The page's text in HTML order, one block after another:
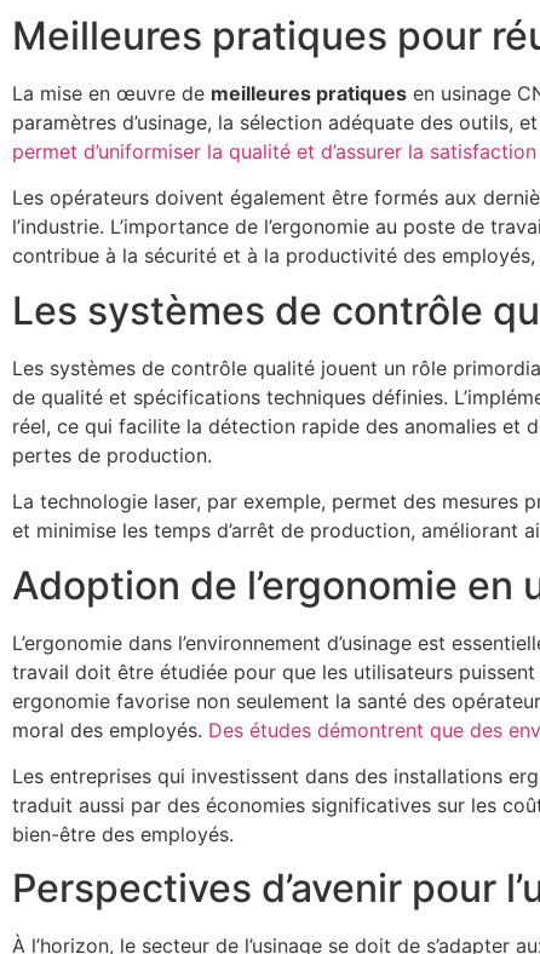
Meilleures pratiques pour
La mise en œuvre de meilleures pratiques en usinage
paramètres d’usinage, la sélection adéquate des outils,
permet d’uniformiser la qualité et d’assurer la
Les opérateurs doivent également être formés aux
l’industrie. L’importance de l’ergonomie au poste de
contribue à la sécurité et à la productivité des employés,
Les systèmes de contrôle
Les systèmes de contrôle qualité jouent un rôle
de qualité et spécifications techniques définies.
réel, ce qui facilite la détection rapide des anomalies et
pertes de production.
La technologie laser, par exemple, permet des mesures
et minimise les temps d’arrêt de production, améliorant
Adoption de l’ergonomie en
L’ergonomie dans l’environnement d’usinage est
travail doit être étudiée pour que les utilisateurs
ergonomie favorise non seulement la santé des
moral des employés. Des études démontrent que des
Les entreprises qui investissent dans des installations
traduit aussi par des économies significatives sur les
bien-être des employés.
Perspectives d’avenir pour
À l’horizon, le secteur de l’usinage se doit de